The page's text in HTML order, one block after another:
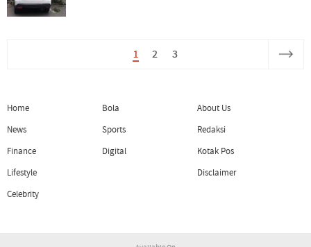
1 2 3
Home
News
Finance
Lifestyle
Celebrity
Bola
Sports
Digital
About Us
Redaksi
Kotak Pos
Disclaimer